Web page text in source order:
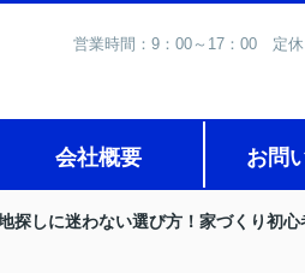
営業時間：9：00～17：00
会社概要 お問
探しに迷わない選び方！家づくり初